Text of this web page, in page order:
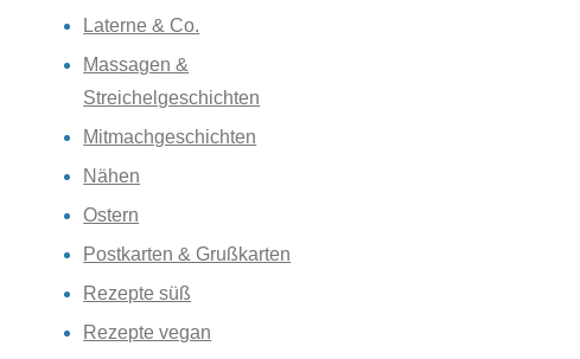
Laterne & Co.
Massagen &
Streichelgeschichten
Mitmachgeschichten
Nähen
Ostern
Postkarten & Grußkarten
Rezepte süß
Rezepte vegan